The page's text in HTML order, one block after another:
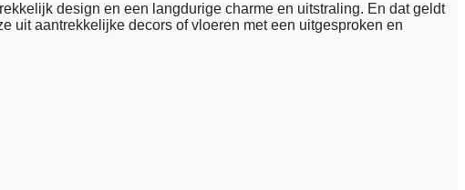
design en een langdurige charme en uitstraling. En dat geldt
uit aantrekkelijke decors of vloeren met een uitgesproken en